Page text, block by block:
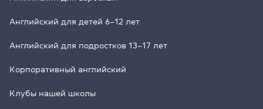
Английский для детей 6–12 лет
Английский для подростков 13–17 лет
Корпоративный английский
Клубы нашей школы